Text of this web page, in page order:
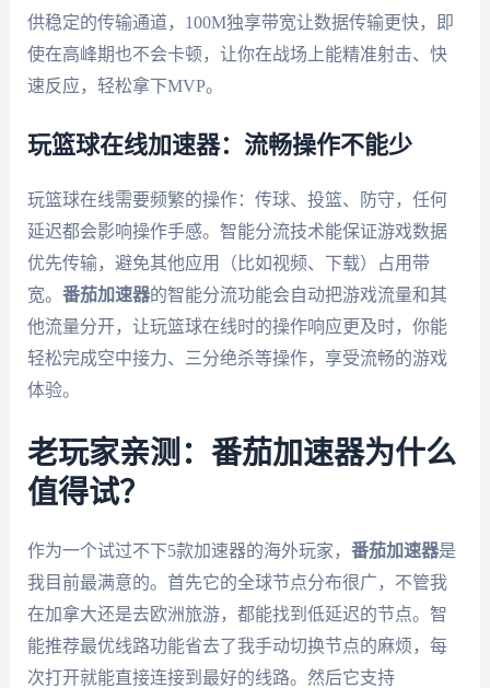
供稳定的传输通道，100M独享带宽让数据传输更快，即
使在高峰期也不会卡顿，让你在战场上能精准射击、快
速反应，轻松拿下MVP。
玩篮球在线加速器：流畅操作不能少
玩篮球在线需要频繁的操作：传球、投篮、防守，任何
延迟都会影响操作手感。智能分流技术能保证游戏数据
优先传输，避免其他应用（比如视频、下载）占用带
宽。 番茄加速器的智能分流功能会自动把游戏流量和其
他流量分开，让玩篮球在线时的操作响应更及时，你能
轻松完成空中接力、三分绝杀等操作，享受流畅的游戏
体验。
老玩家亲测：番茄加速器为什么
值得试？
作为一个试过不下5款加速器的海外玩家， 番茄加速器是
我目前最满意的。首先它的全球节点分布很广，不管我
在加拿大还是去欧洲旅游，都能找到低延迟的节点。智
能推荐最优线路功能省去了我手动切换节点的麻烦，每
次打开就能直接连接到最好的线路。然后它支持